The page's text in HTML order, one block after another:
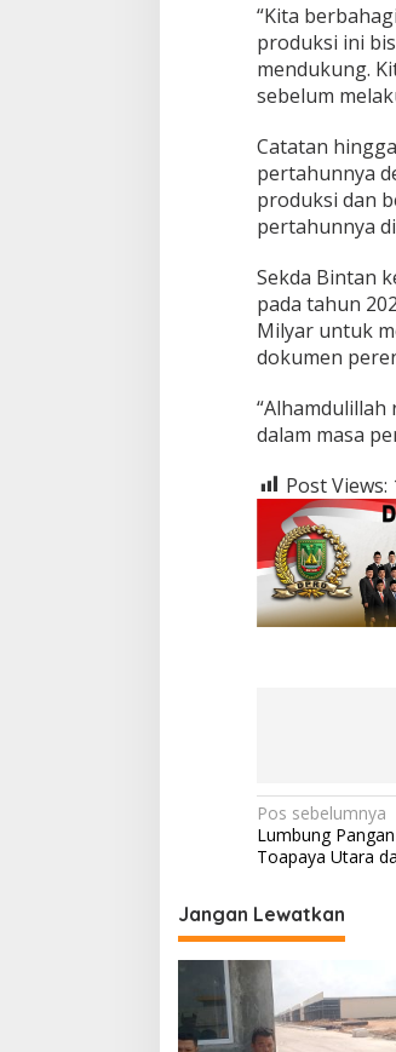
y
a
r
,
B
n
t
a
n
S
a
p
J
a
d
S
e
r
a
K
e
r
u
p
“Kita
produksi ini
mendukung.
sebelum
Catatan
pertahunnya
produksi dan
pertahunnya
Sekda Bintan
pada tahun
Milyar untuk
dokumen
“Alhamdulillah
dalam masa
Post Views:
N
a
i
g
a
s
Pos sebelumnya
Lumbung
Toapaya Utara
Jangan Lewatkan